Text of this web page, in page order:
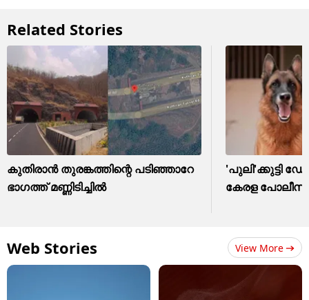
Related Stories
കുതിരാൻ തുരങ്കത്തിന്റെ പടിഞ്ഞാറേ
ഭാഗത്ത് മണ്ണിടിച്ചിൽ
'പുലി'ക്കുട്ടി
കേരള പോലീസ്
Web Stories View More